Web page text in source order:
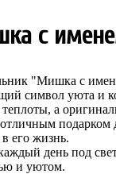
с
"Мишка с
символ уюта и
а
отличным подарком
его жизнь.
день под
и уютом.